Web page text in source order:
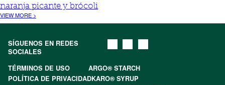
naranja picante y brócoli
VIEW MORE >
SÍGUENOS EN REDES
SOCIALES
TÉRMINOS DE USO
ARGO® STARCH
POLÍTICA DE PRIVACIDADKARO® SYRUP